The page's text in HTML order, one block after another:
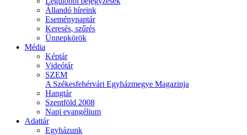
Állandó híreink
Eseménynaptár
Keresés, szűrés
Ünnepkörök
Média
Képtár
Videótár
SZEM
A Székesfehérvári Egyházmegye Magazinja
Hangtár
Szentföld 2008
Napi evangélium
Adattár
Egyházunk